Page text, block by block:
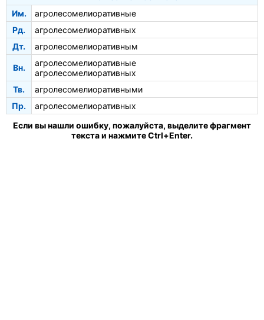
Им.
агролесомелиоративные
Рд.
агролесомелиоративных
Дт.
агролесомелиоративным
Вн.
агролесомелиоративные
агролесомелиоративных
Тв.
агролесомелиоративными
Пр.
агролесомелиоративных
Если вы нашли ошибку, пожалуйста, выделите фрагмент
текста и нажмите Ctrl+Enter.